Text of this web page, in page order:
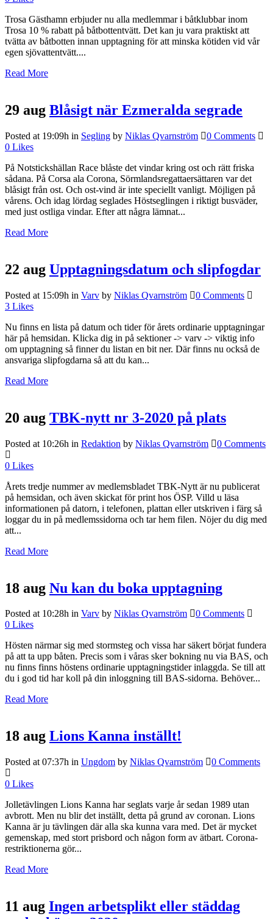
Trosa Gästhamn erbjuder nu alla medlemmar i båtklubbar inom
Trosa 10 % rabatt på båtbottentvätt. Det kan ju vara praktiskt att
tvätta av båtbotten innan upptagning för att minska kötiden vid vår
egen sjövattentvätt....
Read More
29 aug Blåsigt när Ezmeralda segrade
Posted at 19:09h in Segling by Niklas Qvarnström
0 Comments
0 Likes
På Notstickshällan Race blåste det vindar kring ost och rätt friska
sådana. På Corsa ala Corona, Sörmlandsregattaersättaren var det
blåsigt från ost. Och ost-vind är inte speciellt vanligt. Möjligen på
vårens. Och idag lördag seglades Höstseglingen i riktigt busväder,
med just ostliga vindar. Efter att några lämnat...
Read More
22 aug Upptagningsdatum och slipfogdar
Posted at 15:09h in Varv by Niklas Qvarnström
0 Comments
3 Likes
Nu finns en lista på datum och tider för årets ordinarie upptagningar
här på hemsidan. Klicka dig in på sektioner -> varv -> viktig info
om upptagning så finner du listan en bit ner. Där finns nu också de
ansvariga slipfogdarna så att du kan...
Read More
20 aug TBK-nytt nr 3-2020 på plats
Posted at 10:26h in Redaktion by Niklas Qvarnström 0 Comments
0 Likes
Årets tredje nummer av medlemsbladet TBK-Nytt är nu publicerat
på hemsidan, och även skickat för print hos ÖSP. Villd u läsa
informationen på datorn, i telefonen, plattan eller utskriven i färg så
loggar du in på medlemssidorna och tar hem filen. Nöjer du dig med
att...
Read More
18 aug Nu kan du boka upptagning
Posted at 10:28h in Varv by Niklas Qvarnström
0 Comments
0 Likes
Hösten närmar sig med stormsteg och vissa har säkert börjat fundera
på att ta upp båten. Precis som i våras sker bokning nu via BAS, och
nu finns finns höstens ordinarie upptagningstider inlaggda. Se till att
du i god tid har koll på din inloggning till BAS-sidorna. Behöver...
Read More
18 aug Lions Kanna inställt!
Posted at 07:37h in Ungdom by Niklas Qvarnström 0 Comments
0 Likes
Jolletävlingen Lions Kanna har seglats varje år sedan 1989 utan
avbrott. Men nu blir det inställt, detta på grund av coronan. Lions
Kanna är ju tävlingen där alla ska kunna vara med. Det är mycket
gemenskap, med stort prisbord och någon form av ätbart. Corona-
restriktionerna gör...
Read More
11 aug Ingen arbetsplikt eller städdag